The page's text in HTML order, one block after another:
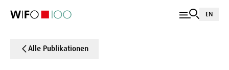
EN
Alle Publikationen